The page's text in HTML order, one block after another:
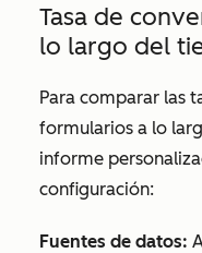
Tasa de
lo largo del
Para comparar las
formularios a lo
informe
configuración:
Fuentes de datos: